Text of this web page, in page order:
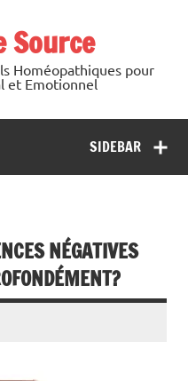
Source
Homéopathiques pour
et Emotionnel
SIDEBAR
NÉGATIVES